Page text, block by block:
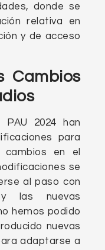
donde se
relativa en
y de acceso
Cambios
2024 han
para
en el
se
al paso con
las nuevas
hemos podido
nuevas
adaptarse a